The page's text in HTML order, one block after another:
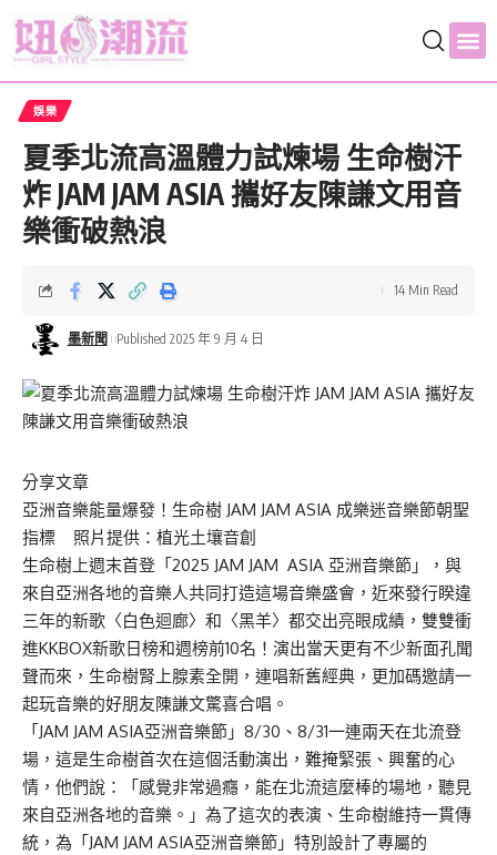
娛樂
夏季北流高溫體力試煉場 生命樹汗
炸 JAM JAM ASIA 攜好友陳謙文用音
樂衝破熱浪
墨新聞 Published 2025 年 9 月 4 日
14 Min Read
分享文章
亞洲音樂能量爆發！生命樹 JAM JAM ASIA 成樂迷音樂節朝聖
指標 照片提供：植光土壤音創
生命樹上週末首登「2025 JAM JAM ASIA 亞洲音樂節」，與
來自亞洲各地的音樂人共同打造這場音樂盛會，近來發行睽違
三年的新歌〈白色迴廊〉和〈黑羊〉都交出亮眼成績，雙雙衝
進KKBOX新歌日榜和週榜前10名！演出當天更有不少新面孔聞
聲而來，生命樹腎上腺素全開，連唱新舊經典，更加碼邀請一
起玩音樂的好朋友陳謙文驚喜合唱。
「JAM JAM ASIA亞洲音樂節」8/30、8/31一連兩天在北流登
場，這是生命樹首次在這個活動演出，難掩緊張、興奮的心
情，他們說：「感覺非常過癮，能在北流這麼棒的場地，聽見
來自亞洲各地的音樂。」為了這次的表演、生命樹維持一貫傳
統，為「JAM JAM ASIA亞洲音樂節」特別設計了專屬的